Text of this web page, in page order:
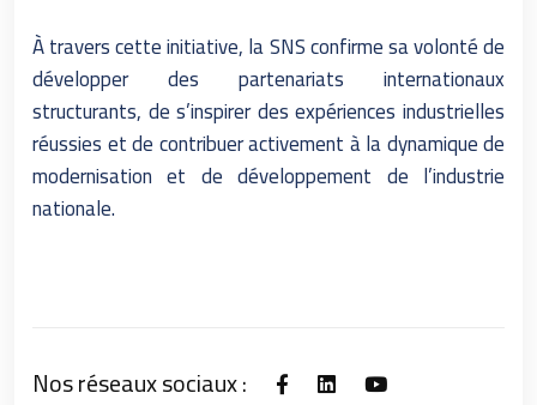
À travers cette initiative, la SNS confirme sa volonté de
développer des partenariats internationaux
structurants, de s’inspirer des expériences industrielles
réussies et de contribuer activement à la dynamique de
modernisation et de développement de l’industrie
nationale.
Nos réseaux sociaux :